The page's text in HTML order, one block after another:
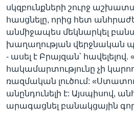
սկզբունքների շուրջ
հասցնելը, որից հետ
անմիջապես մեկնարկել
խաղաղության վերջնական
- ասել է Բրայզան՝ հավելելով.
հակամարտությունը չի
ռազմական լուծում:
անընդունելի է: Այսպիսով,
արագացնել բանակցային